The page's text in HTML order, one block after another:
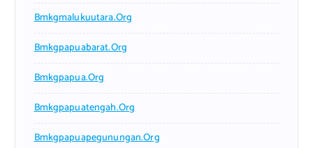
Bmkgmalukuutara.org
Bmkgpapuabarat.org
Bmkgpapua.org
Bmkgpapuatengah.org
Bmkgpapuapegunungan.org